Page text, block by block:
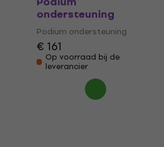
ondersteuning
Podium ondersteuning
€ 161
Op voorraad bij de
leverancier